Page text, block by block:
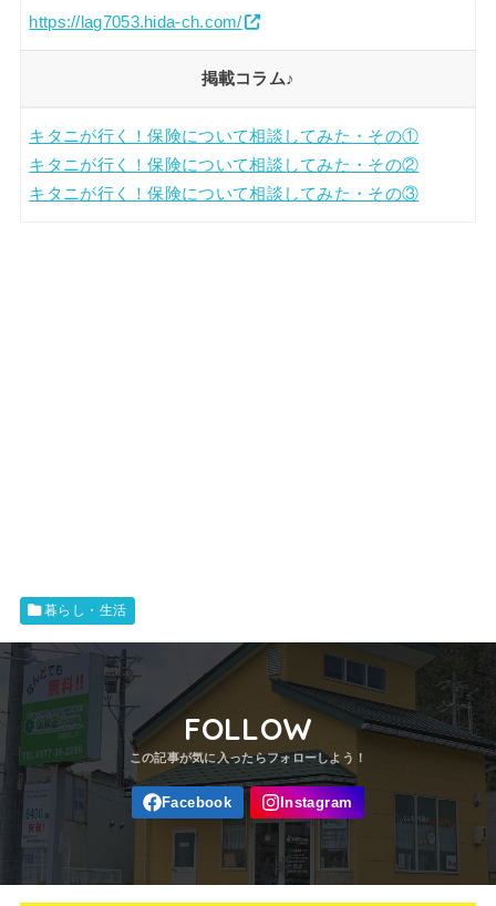
https://lag7053.hida-ch.com/
掲載コラム♪
キタニが行く！保険について相談してみた・その①
キタニが行く！保険について相談してみた・その②
キタニが行く！保険について相談してみた・その③
暮らし・生活
FOLLOW